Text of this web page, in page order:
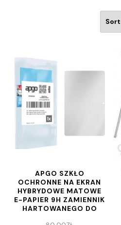
APGO SZKŁO
OCHRONNE NA EKRAN
HYBRYDOWE MATOWE
E-PAPIER 9H ZAMIENNIK
HARTOWANEGO DO